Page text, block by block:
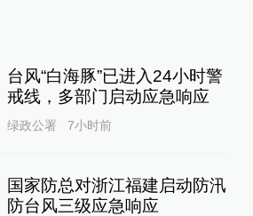
台风“白海豚”已进入24小时警
戒线，多部门启动应急响应
绿政公署 7小时前
国家防总对浙江福建启动防汛
防台风三级应急响应